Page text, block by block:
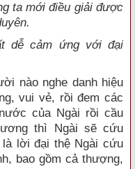
ta mới điều giải được
dễ cảm ứng với đại
nào nghe danh hiệu
vui vẻ, rồi đem các
của Ngài rồi cầu
thì Ngài sẽ cứu
lời đại thệ Ngài cứu
bao gồm cả thượng,